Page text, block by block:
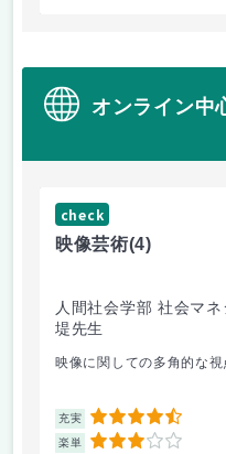
オンライン中
check
映像芸術(4)
人間社会学部 社会マ
堤先生
映像に関しての多角的な視
充実 4.5
楽単 3